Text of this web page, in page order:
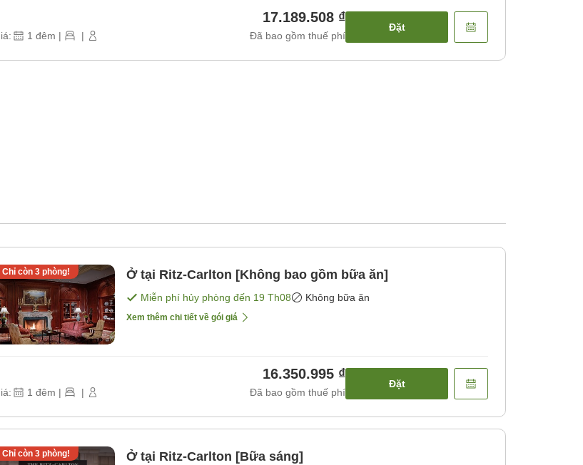
1 đêm | |
17.189.508 ₫
Đã bao gồm thuế phí
Đặt
Chỉ còn 3phòng! Ở tại Ritz-Carlton [Không bao gồm bữa ăn]
Miễn phí hủy phòng đến 19 Th08 Không bữa ăn
Xem thêm chi tiết về gói giá
1 đêm | |
16.350.995 ₫
Đã bao gồm thuế phí
Đặt
Chỉ còn 3phòng! Ở tại Ritz-Carlton [Bữa sáng]